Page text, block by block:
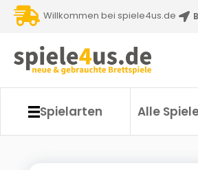
Willkommen bei spiele4us.de
Spielarten Alle